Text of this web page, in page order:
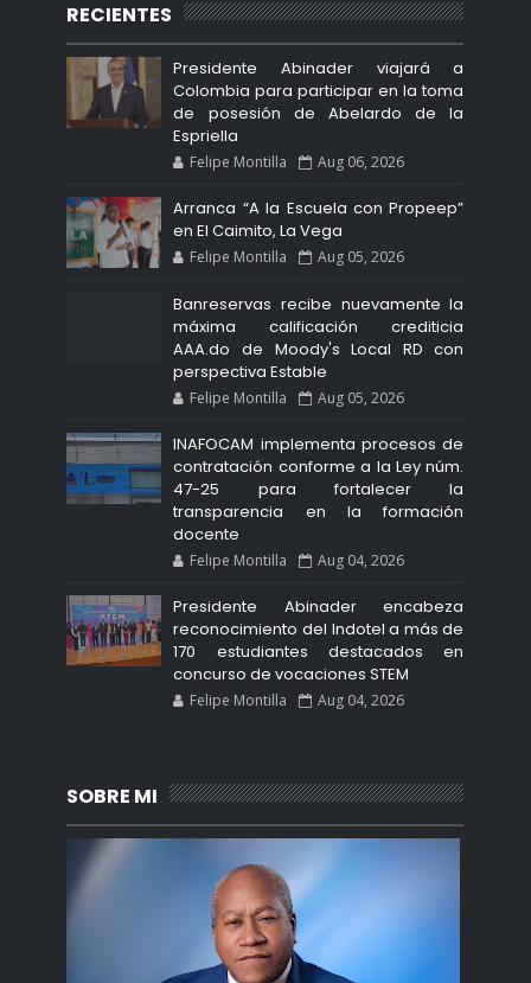
RECIENTES
Presidente Abinader viajará a
Colombia para participar en la toma
de posesión de Abelardo de la
Espriella
Felipe Montilla Aug 06, 2026
Arranca “A la Escuela con Propeep”
en El Caimito, La Vega
Felipe Montilla Aug 05, 2026
Banreservas recibe nuevamente la
máxima calificación crediticia
AAA.do de Moody's Local RD con
perspectiva Estable
Felipe Montilla Aug 05, 2026
INAFOCAM implementa procesos de
contratación conforme a la Ley núm.
47-25 para fortalecer la
transparencia en la formación
docente
Felipe Montilla Aug 04, 2026
Presidente Abinader encabeza
reconocimiento del Indotel a más de
170 estudiantes destacados en
concurso de vocaciones STEM
Felipe Montilla Aug 04, 2026
SOBRE MI